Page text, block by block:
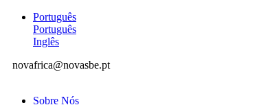
Português
Português
Inglês
novafrica@novasbe.pt
Sobre Nós